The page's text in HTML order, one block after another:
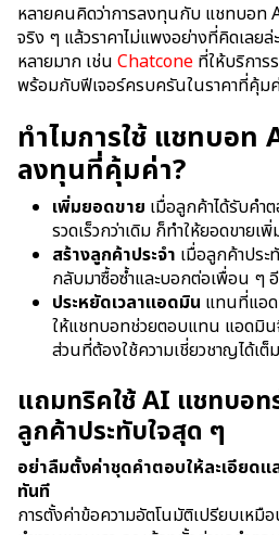
หลายคนคิดว่าการลงทุนกับ แชทบอท
จริง ๆ แล้วราคาไม่แพงอย่างที่คิดเลย
หลายมาก เช่น Chatcone ที่ให้บริกา
พร้อมกับฟีเจอร์ครบครันในราคาที่คุ้ม
ทำไมการใช้ แชทบอท
ลงทุนที่คุ้มค่า?
เพิ่มยอดขาย เมื่อลูกค้าได้รับคำ
รวดเร็วกว่าเดิม ก็ทำให้ยอดขายเ
สร้างลูกค้าประจำ เมื่อลูกค้าประ
กลับมาซื้อซ้ำและบอกต่อเพื่อน ๆ
ประหยัดเวลาแอดมิน แทนที่แอ
ให้แชทบอทช่วยตอบแทน แอดมิน
ส่วนที่ต้องใช้ความเชี่ยวชาญได้เต็
แถมทริคใช้ AI แชทบอ
ลูกค้าประทับใจสุด ๆ
อย่าลืมตั้งค่าชุดคำตอบให้ละเอียด
ทันที
การตั้งค่าข้อความอัตโนมัติเปรียบเหมื